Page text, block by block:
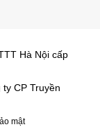
Hà Nội cấp
CP Truyền
mật